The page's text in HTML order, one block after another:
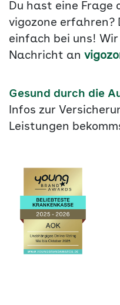
Du hast eine Frage
vigozone erfahren?
einfach bei uns!
Nachricht an
Gesund durch die
Infos zur
Leistungen